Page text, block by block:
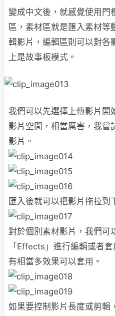
變成中文後，就感覺使用門
區，素材區就是匯入素材等
輯影片，編輯區則可以對各
上是故事板模式。
我們可以先選擇上傳影片開
影片空間，相當厲害，我
影片。
匯入後就可以把影片拖拉到
對於個別素材影片，我們可
「Effects」進行編輯或者
有相當多效果可以套用。
如果要控制影片長度或剪輯